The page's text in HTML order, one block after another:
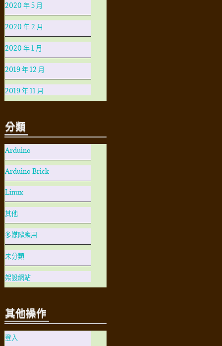
2020 年 5 月
2020 年 2 月
2020 年 1 月
2019 年 12 月
2019 年 11 月
分類
Arduino
Arduino Brick
Linux
其他
多媒體應用
未分類
架設網站
其他操作
登入